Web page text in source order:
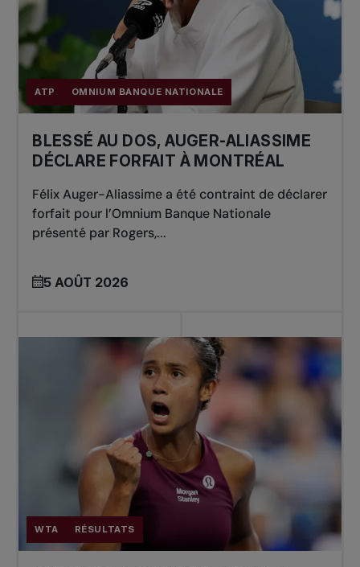
ATP OMNIUM BANQUE NATIONALE
BLESSÉ AU DOS, AUGER-ALIASSIME
DÉCLARE FORFAIT À MONTRÉAL
Félix Auger-Aliassime a été contraint de déclarer
forfait pour l’Omnium Banque Nationale
présenté par Rogers,...
5 AOÛT 2026
WTA RÉSULTATS